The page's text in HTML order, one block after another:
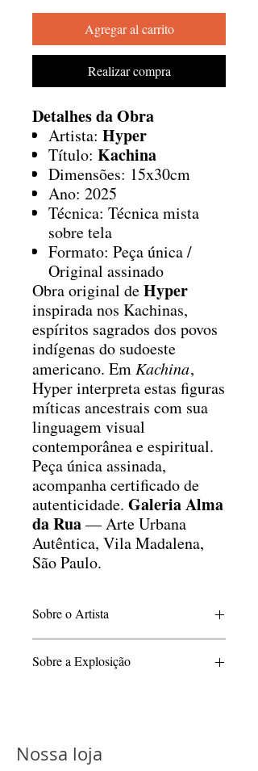
Agregar al carrito
Realizar compra
Detalhes da Obra
Artista: Hyper
Título: Kachina
Dimensões: 15x30cm
Ano: 2025
Técnica: Técnica mista
sobre tela
Formato: Peça única /
Original assinado
Obra original deHyper
inspirada nos Kachinas,
espíritos sagrados dos povos
indígenas do sudoeste
americano. Em Kachina,
Hyper interpreta estas figuras
míticas ancestrais com sua
linguagem visual
contemporânea e espiritual.
Peça única assinada,
acompanha certificado de
autenticidade. Galeria Alma
da Rua— Arte Urbana
Autêntica, Vila Madalena,
São Paulo.
Sobre o Artista
grafite brasileiro, utiliza sua arte para
trabalho.
Sobre a Explosição
mas do fogo, das pedras, do barro e do
espírito.
Nossa loja